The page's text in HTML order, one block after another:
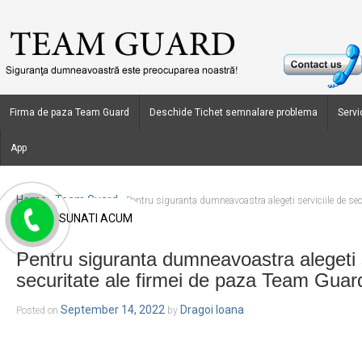
Firma de paza Team Guard Deschide Tichet semnalare problema
App
Home › Team Guard
Pentru siguranta dumneavoastra alegeti serviciile de
Guard!
Pentru siguranta dumneavoastra alegeti
securitate ale firmei de paza Team
Posted on September 14, 2022 by Dragoi Ioana
SUNATI ACUM